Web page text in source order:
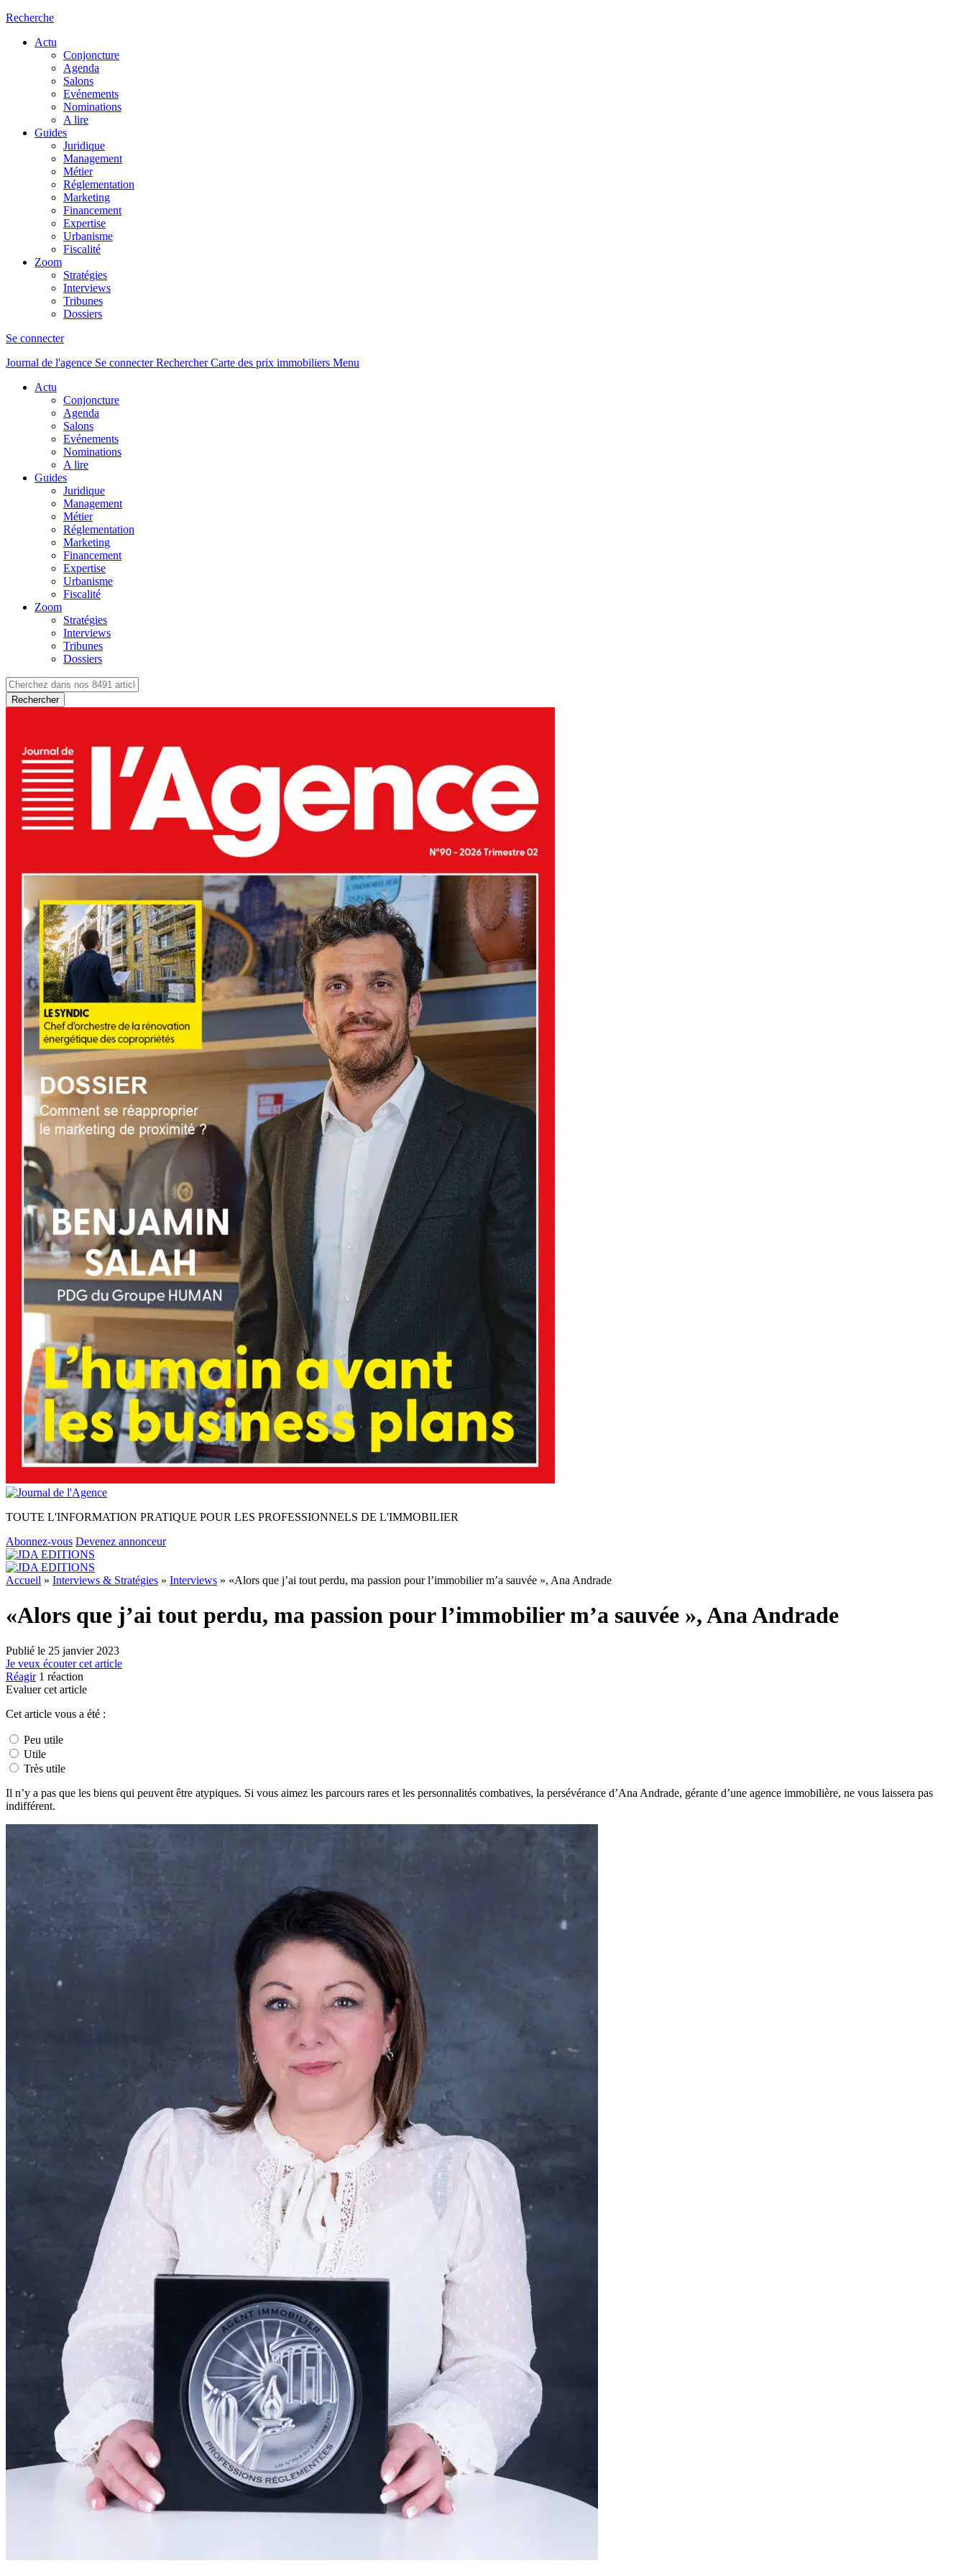
Recherche
Actu
Conjoncture
Agenda
Salons
Evénements
Nominations
A lire
Guides
Juridique
Management
Métier
Réglementation
Marketing
Financement
Expertise
Urbanisme
Fiscalité
Zoom
Stratégies
Interviews
Tribunes
Dossiers
Se connecter
Journal de l'agence Se connecterRechercher Carte des prix immobiliers Menu
Actu
Conjoncture
Agenda
Salons
Evénements
Nominations
A lire
Guides
Juridique
Management
Métier
Réglementation
Marketing
Financement
Expertise
Urbanisme
Fiscalité
Zoom
Stratégies
Interviews
Tribunes
Dossiers
Rechercher
TOUTE L'INFORMATION PRATIQUE POUR LES PROFESSIONNELS DE L'IMMOBILIER
Abonnez-vous Devenez annonceur
Accueil » Interviews & Stratégies » Interviews » «Alors que j’ai tout perdu, ma passion pour l’immobilier m’a sauvée », Ana Andrade
«Alors que j’ai tout perdu, ma passion pour l’immobilier m’a sauvée », Ana Andrade
Publié le 25 janvier 2023
Je veux écouter cet article
Réagir 1 réaction
Evaluer cet article
Cet article vous a été :
Peu utile
Utile
Très utile
Il n’y a pas que les biens qui peuvent être atypiques. Si vous aimez les parcours rares et les personnalités combatives, la persévérance d’Ana Andrade, gérante d’une agence immobilière, ne vous laissera pas
indifférent.